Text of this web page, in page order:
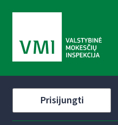
Prisijungti